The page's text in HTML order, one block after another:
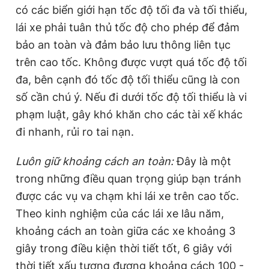
có các biển giới hạn tốc độ tối đa và tối thiểu,
lái xe phải tuân thủ tốc độ cho phép để đảm
bảo an toàn và đảm bảo lưu thông liên tục
trên cao tốc. Không được vượt quá tốc độ tối
đa, bên cạnh đó tốc độ tối thiểu cũng là con
số cần chú ý. Nếu đi dưới tốc độ tối thiểu là vi
phạm luật, gây khó khăn cho các tài xế khác
đi nhanh, rủi ro tai nạn.
Luôn giữ khoảng cách an toàn:Đây là một
trong những điều quan trọng giúp bạn tránh
được các vụ va chạm khi lái xe trên cao tốc.
Theo kinh nghiệm của các lái xe lâu năm,
khoảng cách an toàn giữa các xe khoảng 3
giây trong điều kiện thời tiết tốt, 6 giây với
thời tiết xấu tương đương khoảng cách 100 -